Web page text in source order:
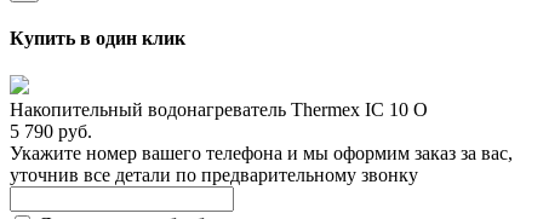
Купить в один клик
Накопительный водонагреватель Thermex IC 10 O
5 790 руб.
Укажите номер вашего телефона и мы оформим заказ за вас,
уточнив все детали по предварительному звонку